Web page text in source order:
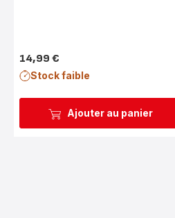
Ajouter au panier
Prix
14,99 €
Stock faible